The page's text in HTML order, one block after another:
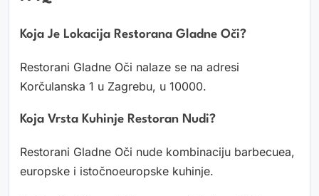
Koja Je Lokacija Restorana Gladne Oči?
Restorani Gladne Oči nalaze se na adresi
Korčulanska 1 u Zagrebu, u 10000.
Koja Vrsta Kuhinje Restoran Nudi?
Restorani Gladne Oči nude kombinaciju barbecuea,
europske i istočnoeuropske kuhinje.